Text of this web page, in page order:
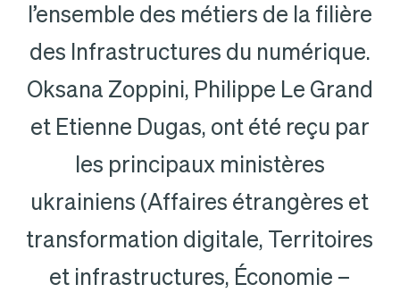
l’ensemble des métiers de la filière
des Infrastructures du numérique.
Oksana Zoppini, Philippe Le Grand
et Etienne Dugas, ont été reçu par
les principaux ministères
ukrainiens (Affaires étrangères et
transformation digitale, Territoires
et infrastructures, Économie –